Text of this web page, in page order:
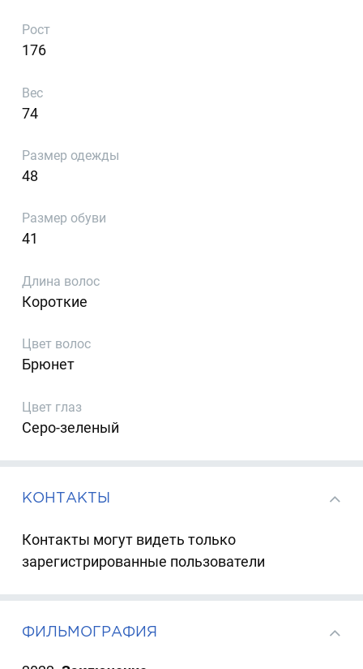
Рост
176
Вес
74
Размер одежды
48
Размер обуви
41
Длина волос
Короткие
Цвет волос
Брюнет
Цвет глаз
Серо-зеленый
КОНТАКТЫ
Контакты могут видеть только
зарегистрированные пользователи
ФИЛЬМОГРАФИЯ